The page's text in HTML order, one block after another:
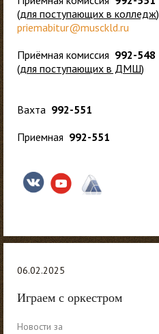
(для поступающих в колледж)
priemabitur@musckld.ru
Приёмная комиссия 992-548
(для поступающих в ДМШ)
Вахта 992-551
Приемная 992-551
06.02.2025
Играем с оркестром
Новости за